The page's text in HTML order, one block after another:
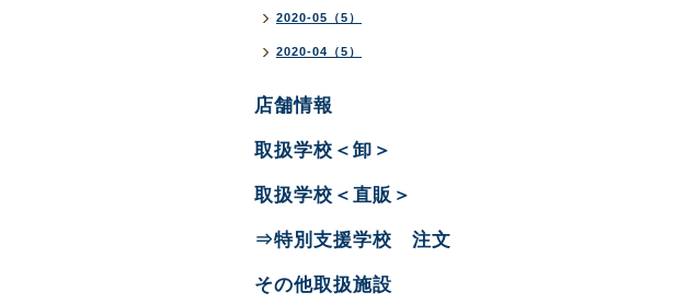
2020-05（5）
2020-04（5）
店舗情報
取扱学校＜卸＞
取扱学校＜直販＞
⇒特別支援学校 注文
その他取扱施設